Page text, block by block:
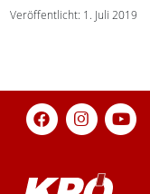
Veröffentlicht: 1. Juli 2019